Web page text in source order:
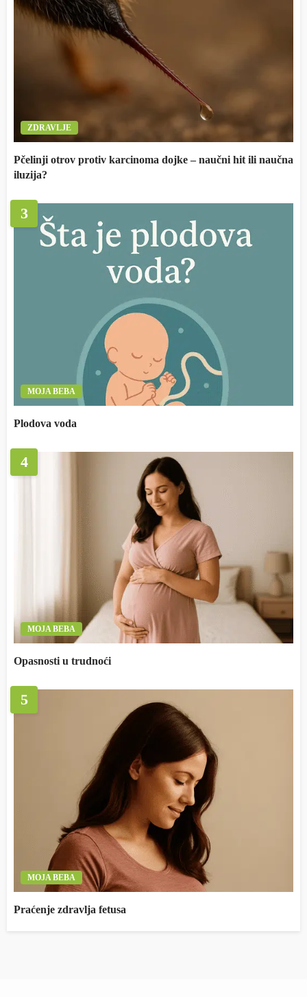
ZDRAVLJE
Pčelinji otrov protiv karcinoma dojke – naučni hit ili naučna
iluzija?
3
MOJA BEBA
Plodova voda
4
MOJA BEBA
Opasnosti u trudnoći
5
MOJA BEBA
Praćenje zdravlja fetusa